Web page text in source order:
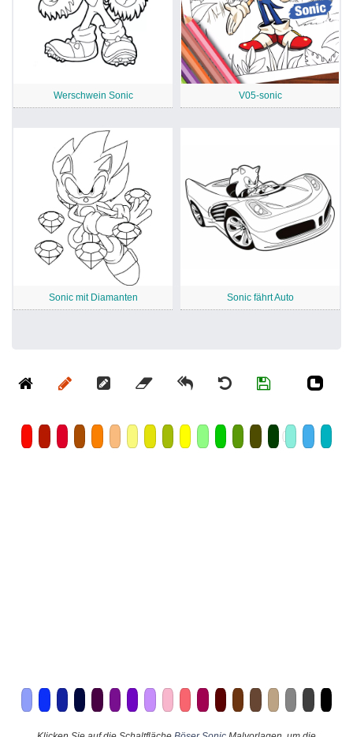
Werschwein Sonic V05-sonic
Sonic mit Diamanten Sonic fährt Auto